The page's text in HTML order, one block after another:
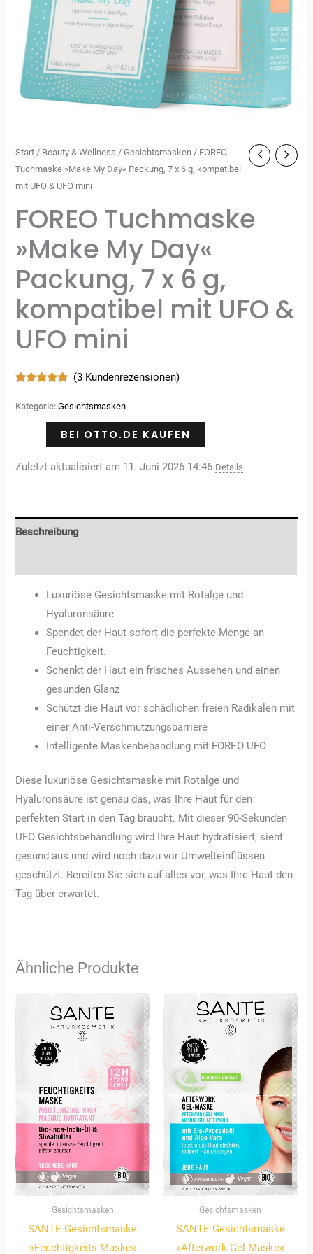
Start / Beauty & Wellness /Gesichtsmasken / FOREO
Tuchmaske »Make My Day« Packung, 7 x 6 g, kompatibel
mit UFO & UFO mini
FOREO Tuchmaske
»Make My Day«
Packung, 7 x 6 g,
kompatibel mit UFO &
UFO mini
Bewertet
mit5.00
von 5,
basierend
3
Kundenbewertungen
(3 Kundenrezensionen)
Kategorie:Gesichtsmasken
BEI OTTO.DE KAUFEN
Zuletzt aktualisiert am 11. Juni 2026 14:46 Details
Beschreibung
Luxuriöse Gesichtsmaske mit Rotalge und
Hyaluronsäure
Spendet der Haut sofort die perfekte Menge an
Feuchtigkeit.
Schenkt der Haut ein frisches Aussehen und einen
gesunden Glanz
Schützt die Haut vor schädlichen freien Radikalen mit
einer Anti-Verschmutzungsbarriere
Intelligente Maskenbehandlung mit FOREO UFO
Diese luxuriöse Gesichtsmaske mit Rotalge und
Hyaluronsäure ist genau das, was Ihre Haut für den
perfekten Start in den Tag braucht. Mit dieser 90-Sekunden
UFO Gesichtsbehandlung wird Ihre Haut hydratisiert, sieht
gesund aus und wird noch dazu vor Umwelteinflüssen
geschützt. Bereiten Sie sich auf alles vor, was Ihre Haut den
Tag über erwartet.
Ähnliche Produkte
Gesichtsmasken
SANTE Gesichtsmaske
»Feuchtigkeits Maske«
Gesichtsmasken
SANTE Gesichtsmaske
»Afterwork Gel-Maske«